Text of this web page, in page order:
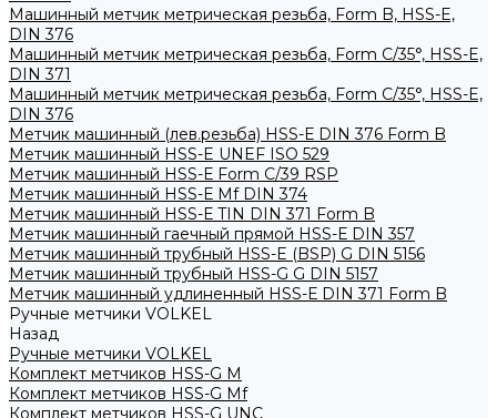
Машинный метчик метрическая резьба, Form B, HSS-E,
DIN 376
Машинный метчик метрическая резьба, Form С/35°, HSS-E,
DIN 371
Машинный метчик метрическая резьба, Form С/35°, HSS-E,
DIN 376
Метчик машинный (лев.резьба) HSS-Е DIN 376 Form B
Метчик машинный HSS-E UNEF ISO 529
Метчик машинный HSS-Е Form C/39 RSP
Метчик машинный HSS-Е Mf DIN 374
Метчик машинный HSS-Е TIN DIN 371 Form B
Метчик машинный гаечный прямой HSS-Е DIN 357
Метчик машинный трубный HSS-E (BSP) G DIN 5156
Метчик машинный трубный HSS-G G DIN 5157
Метчик машинный удлиненный HSS-Е DIN 371 Form B
Ручные метчики VOLKEL
Назад
Ручные метчики VOLKEL
Комплект метчиков HSS-G M
Комплект метчиков HSS-G Mf
Комплект метчиков HSS-G UNC